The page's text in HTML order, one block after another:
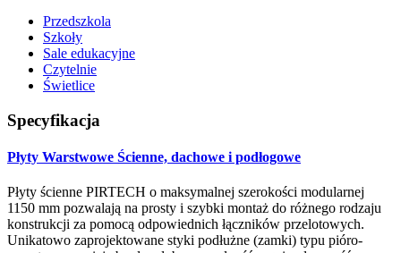
Przedszkola
Szkoły
Sale edukacyjne
Czytelnie
Świetlice
Specyfikacja
Płyty Warstwowe Ścienne, dachowe i podłogowe
Płyty ścienne PIRTECH o maksymalnej szerokości modularnej
1150 mm pozwalają na prosty i szybki montaż do różnego rodzaju
konstrukcji za pomocą odpowiednich łączników przelotowych.
Unikatowo zaprojektowane styki podłużne (zamki) typu pióro-